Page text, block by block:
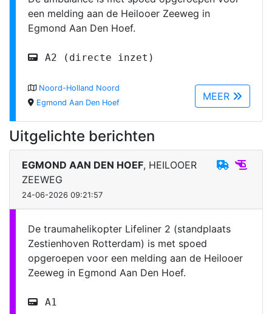
een melding aan de Heilooer Zeeweg in
Egmond Aan Den Hoef.
A2 (directe inzet)
MEER
Noord-Holland Noord
Egmond Aan Den Hoef
Uitgelichte berichten
EGMOND AAN DEN HOEF, HEILOOER
ZEEWEG
24-06-2026 09:21:57
De traumahelikopter Lifeliner 2 (standplaats
Zestienhoven Rotterdam) is met spoed
opgeroepen voor een melding aan de Heilooer
Zeeweg in Egmond Aan Den Hoef.
A1